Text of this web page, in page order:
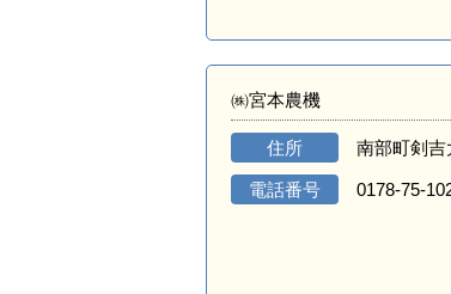
㈱宮本農機
住所 南部町剣吉
電話番号 0178-75-